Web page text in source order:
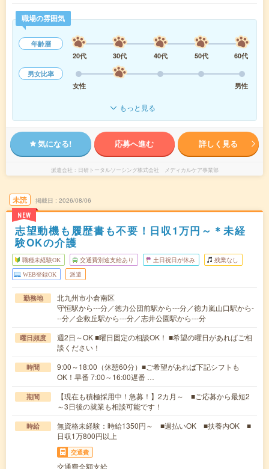
職場の雰囲気
年齢層
20代
30代 40代 50代
60代
男女比率
女性
男性
もっと見る
気になる! 応募へ進む 詳しく見る
派遣会社 日研トータルソーシング株式会社 メディカルケア事業部
未読
NEW
掲載日 2026/08/06
志望動機も履歴書も不要！日収1万円～＊未経
験OKの介護
職種未経験OK 交通費別途支給あり 土日祝日が休み 残業なし
WEB登録OK 派遣
勤務地
北九州市小倉南区
守恒駅から---分／徳力公団前駅から---分／徳力嵐山口駅から-
--分／企救丘駅から---分／志井公園駅から---分
曜日頻度
週2日～OK ■曜日固定の相談OK！ ■希望の曜日があればご相
談ください！
時間
9:00～18:00（休憩60分）■ご希望があれば下記シフトも
OK！早番 7:00～16:00遅番 …
期間
【現在も積極採用中！急募！】2カ月～ ■ご応募から最短2
～3日後の就業も相談可能です！
時給
無資格未経験：時給1350円～ ■週払いOK ■扶養内OK ■
日収1万800円以上
交通費
交通費全額支給